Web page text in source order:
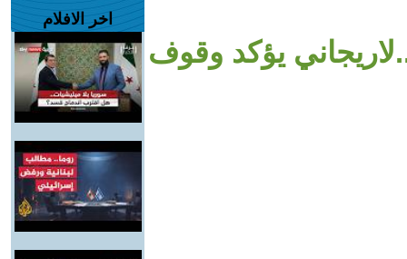
يؤكد وقوف
اخر الافلام